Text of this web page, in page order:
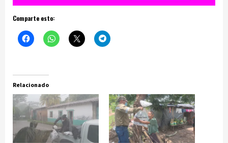
Comparte esto:
Relacionado